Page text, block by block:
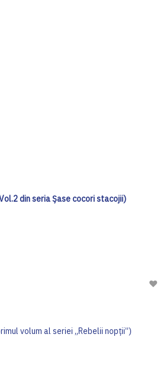
din seria Șase cocori stacojii)